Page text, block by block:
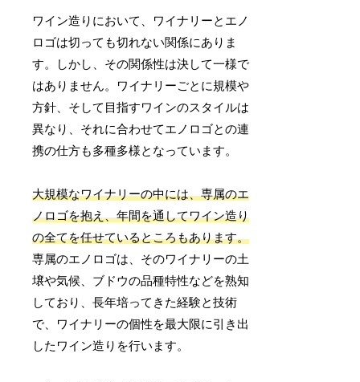
ワイン造りにおいて、ワイナリーとエノ
ロゴは切っても切れない関係にありま
す。しかし、その関係性は決して一様で
はありません。ワイナリーごとに規模や
方針、そして目指すワインのスタイルは
異なり、それに合わせてエノロゴとの連
携の仕方も多種多様となっています。
大規模なワイナリーの中には、専属のエ
ノロゴを抱え、年間を通してワイン造り
の全てを任せているところもあります。
専属のエノロゴは、そのワイナリーの土
壌や気候、ブドウの品種特性などを熟知
しており、長年培ってきた経験と技術
で、ワイナリーの個性を最大限に引き出
したワイン造りを行います。